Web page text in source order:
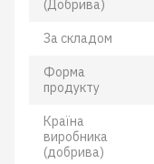
(Добрива)
За складом
Форма
продукту
Країна
виробника
(добрива)